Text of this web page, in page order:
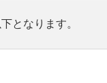
となります。